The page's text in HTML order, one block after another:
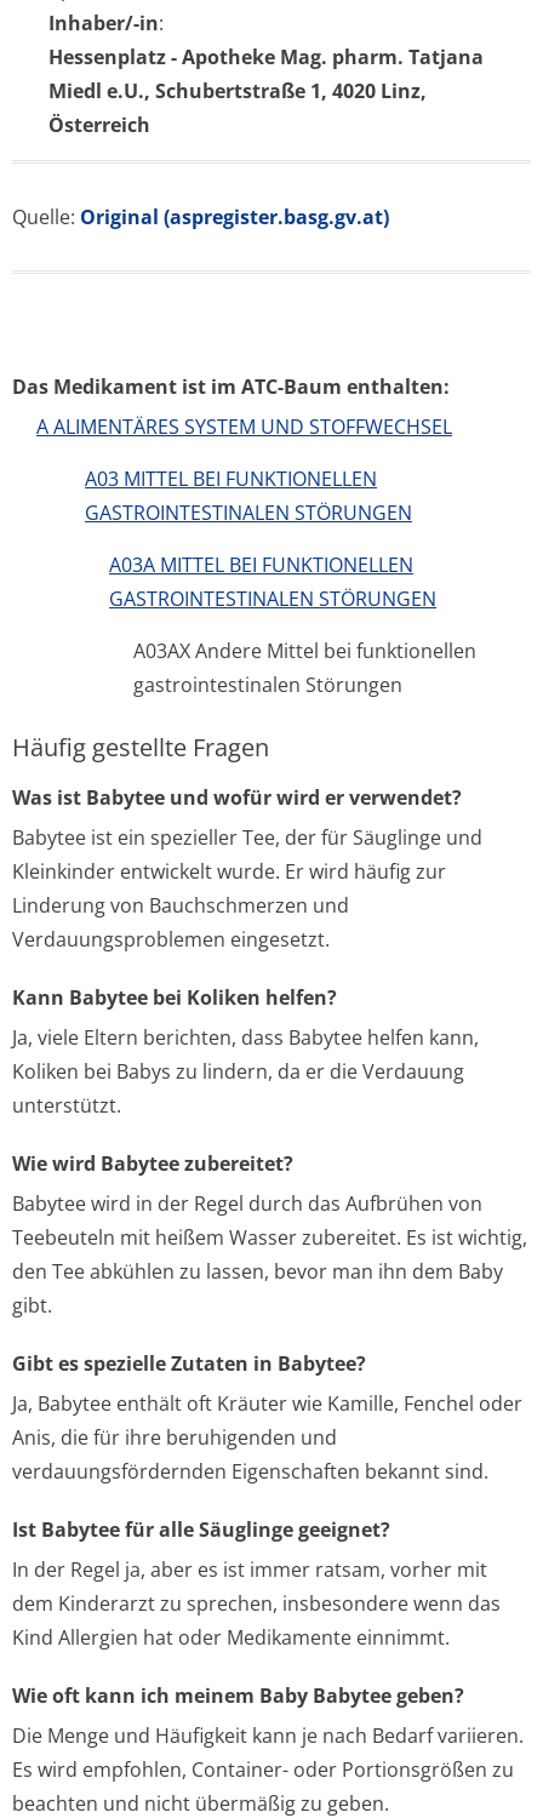
Inhaber/-in:
Hessenplatz - Apotheke Mag. pharm. Tatjana
Miedl e.U., Schubertstraße 1, 4020 Linz,
Österreich
Quelle: Original (aspregister.basg.gv.at)
Das Medikament ist im ATC-Baum enthalten:
A ALIMENTÄRES SYSTEM UND STOFFWECHSEL
A03 MITTEL BEI FUNKTIONELLEN
GASTROINTESTINALEN STÖRUNGEN
A03A MITTEL BEI FUNKTIONELLEN
GASTROINTESTINALEN STÖRUNGEN
A03AX Andere Mittel bei funktionellen
gastrointestinalen Störungen
Häufig gestellte Fragen
Was ist Babytee und wofür wird er verwendet?
Babytee ist ein spezieller Tee, der für Säuglinge und
Kleinkinder entwickelt wurde. Er wird häufig zur
Linderung von Bauchschmerzen und
Verdauungsproblemen eingesetzt.
Kann Babytee bei Koliken helfen?
Ja, viele Eltern berichten, dass Babytee helfen kann,
Koliken bei Babys zu lindern, da er die Verdauung
unterstützt.
Wie wird Babytee zubereitet?
Babytee wird in der Regel durch das Aufbrühen von
Teebeuteln mit heißem Wasser zubereitet. Es ist wichtig,
den Tee abkühlen zu lassen, bevor man ihn dem Baby
gibt.
Gibt es spezielle Zutaten in Babytee?
Ja, Babytee enthält oft Kräuter wie Kamille, Fenchel oder
Anis, die für ihre beruhigenden und
verdauungsfördernden Eigenschaften bekannt sind.
Ist Babytee für alle Säuglinge geeignet?
In der Regel ja, aber es ist immer ratsam, vorher mit
dem Kinderarzt zu sprechen, insbesondere wenn das
Kind Allergien hat oder Medikamente einnimmt.
Wie oft kann ich meinem Baby Babytee geben?
Die Menge und Häufigkeit kann je nach Bedarf variieren.
Es wird empfohlen, Container- oder Portionsgrößen zu
beachten und nicht übermäßig zu geben.